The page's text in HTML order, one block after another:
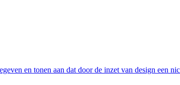
en tonen aan dat door de inzet van design een